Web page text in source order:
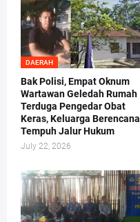
DAERAH
Bak Polisi, Empat Oknum
Wartawan Geledah Rumah
Terduga Pengedar Obat
Keras, Keluarga Berencana
Tempuh Jalur Hukum
July 22, 2026